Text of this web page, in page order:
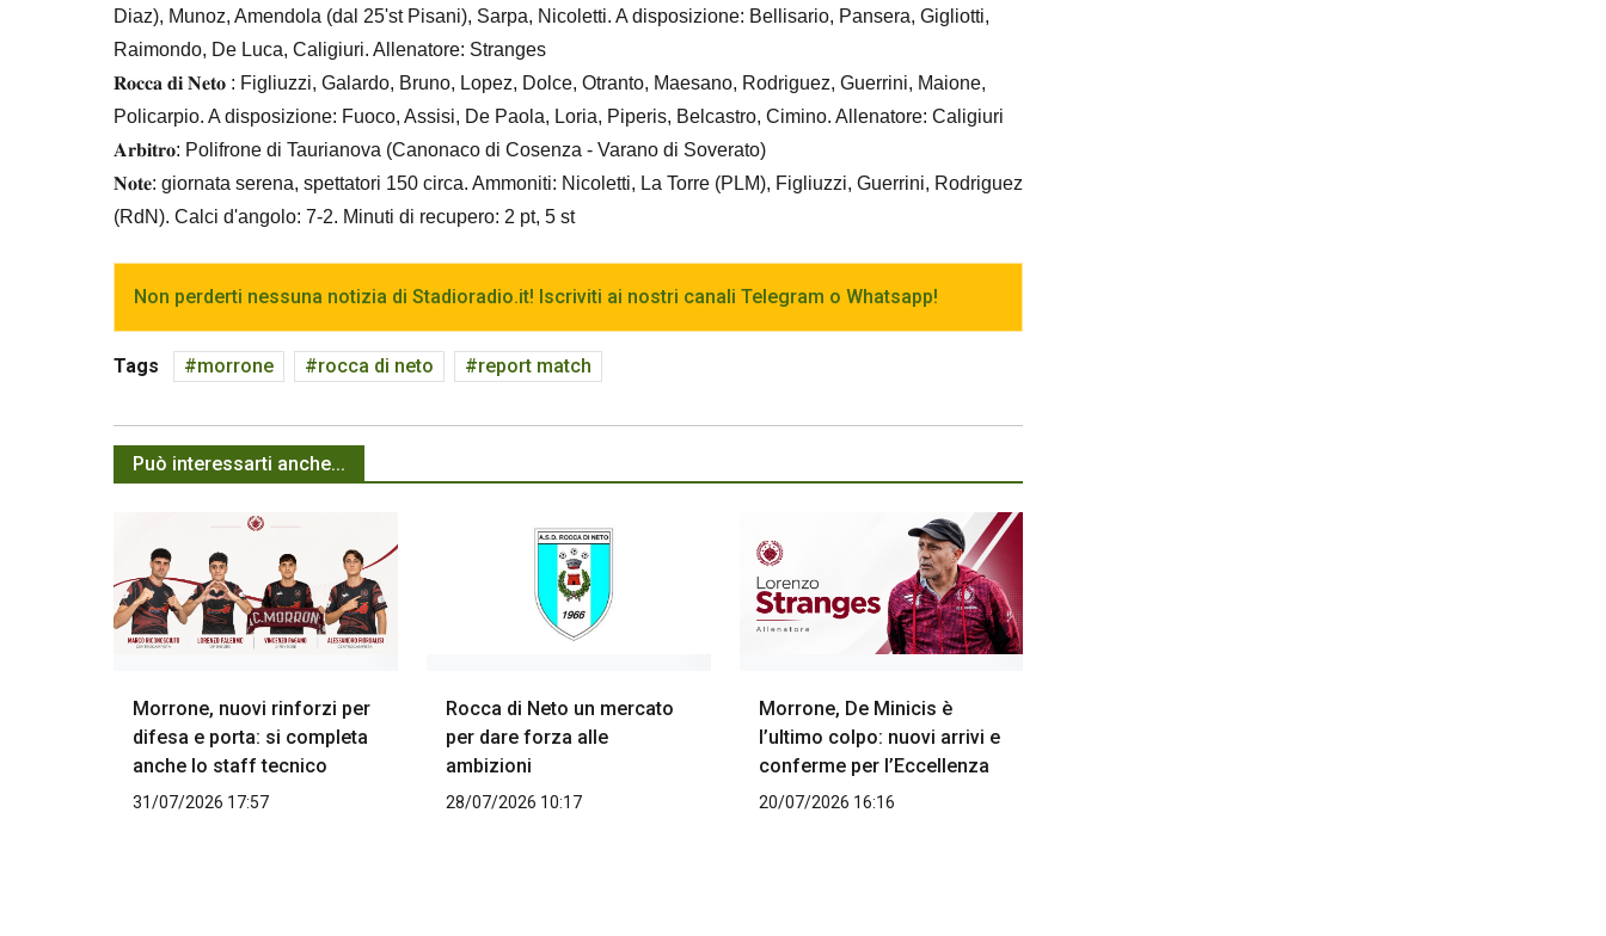
Diaz), Munoz, Amendola (dal 25'st Pisani), Sarpa, Nicoletti. A disposizione: Bellisario, Pansera, Gigliotti,
Raimondo, De Luca, Caligiuri. Allenatore: Stranges
𝐑𝐨𝐜𝐜𝐚 𝐝𝐢 𝐍𝐞𝐭𝐨 : Figliuzzi, Galardo, Bruno, Lopez, Dolce, Otranto, Maesano, Rodriguez, Guerrini, Maione,
Policarpio. A disposizione: Fuoco, Assisi, De Paola, Loria, Piperis, Belcastro, Cimino. Allenatore: Caligiuri
𝐀𝐫𝐛𝐢𝐭𝐫𝐨: Polifrone di Taurianova (Canonaco di Cosenza - Varano di Soverato)
𝐍𝐨𝐭𝐞: giornata serena, spettatori 150 circa. Ammoniti: Nicoletti, La Torre (PLM), Figliuzzi, Guerrini, Rodriguez
(RdN). Calci d'angolo: 7-2. Minuti di recupero: 2 pt, 5 st
Non perderti nessuna notizia di Stadioradio.it! Iscriviti ai nostri canali Telegram o Whatsapp!
Tags morrone rocca di neto report match
Può interessarti anche...
Morrone, nuovi rinforzi per
difesa e porta: si completa
anche lo staff tecnico
31/07/2026 17:57
Rocca di Neto un mercato
per dare forza alle
ambizioni
28/07/2026 10:17
Morrone, De Minicis è
l’ultimo colpo: nuovi arrivi e
conferme per l’Eccellenza
20/07/2026 16:16